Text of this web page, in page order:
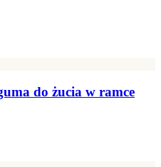
do żucia w ramce